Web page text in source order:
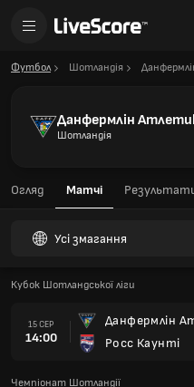
Футбол Шотландія
Данфермлін
Шотландія
Огляд Матчі
Усі змагання
Кубок Шотландської ліги
15 СЕР
14:00
Данфермлін
Росс Каунті
Чемпіонат Шотландії